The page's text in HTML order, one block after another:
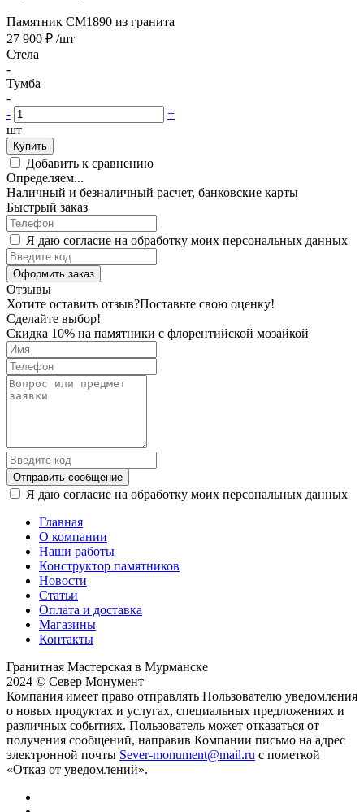
Памятник CM1890 из гранита
27 900 ₽ /шт
Стела
-
Тумба
-
-
+
шт
Купить
Добавить к сравнению
Определяем...
Наличный и безналичный расчет, банковские карты
Быстрый заказ
Я даю согласие на обработку моих персональных данных
Оформить заказ
Отзывы
Хотите оставить отзыв?Поставьте свою оценку!
Сделайте выбор!
Скидка 10% на памятники с флорентийской мозайкой
Отправить сообщение
Я даю согласие на обработку моих персональных данных
Главная
О компании
Наши работы
Конструктор памятников
Новости
Статьи
Оплата и доставка
Магазины
Контакты
Гранитная Мастерская в Мурманске
2024 © Север Монумент
Компания имеет право отправлять Пользователю уведомления
о новых продуктах и услугах, специальных предложениях и
различных событиях. Пользователь может отказаться от
получения сообщений, направив Компании письмо на адрес
электронной почты Sever-monument@mail.ru с пометкой
«Отказ от уведомлений».